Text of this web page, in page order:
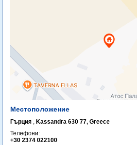
Местоположение
Гърция , Kassandra 630 77, Greece
Телефони:
+30 2374 022100